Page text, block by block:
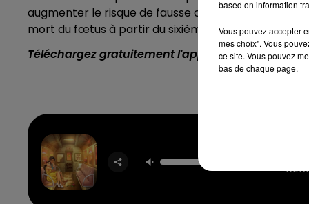
augmenter le risque de fausse couche au-delà du
mort du fœtus à partir du sixième mois.
Téléchargez gratuitement l'application Contact
based on information
Vous pouvez accepter
mes choix". Vous
ce site. Vous pouvez
bas de chaque page.